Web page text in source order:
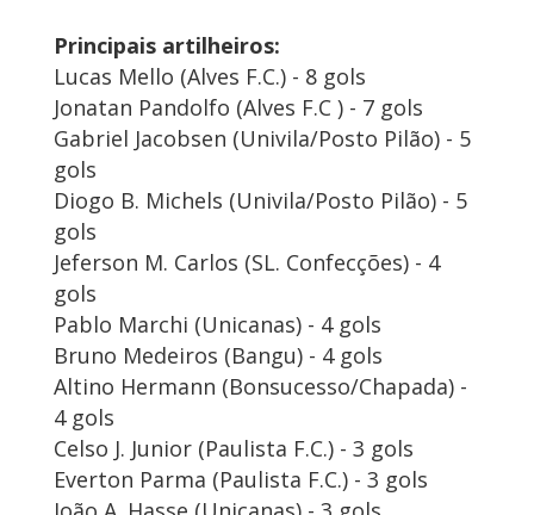
Principais artilheiros:
Lucas Mello (Alves F.C.) - 8 gols
Jonatan Pandolfo (Alves F.C ) - 7 gols
Gabriel Jacobsen (Univila/Posto Pilão) - 5
gols
Diogo B. Michels (Univila/Posto Pilão) - 5
gols
Jeferson M. Carlos (SL. Confecções) - 4
gols
Pablo Marchi (Unicanas) - 4 gols
Bruno Medeiros (Bangu) - 4 gols
Altino Hermann (Bonsucesso/Chapada) -
4 gols
Celso J. Junior (Paulista F.C.) - 3 gols
Everton Parma (Paulista F.C.) - 3 gols